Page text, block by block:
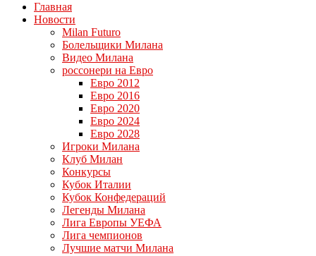
Главная
Новости
Milan Futuro
Болельщики Милана
Видео Милана
россонери на Евро
Евро 2012
Евро 2016
Евро 2020
Евро 2024
Евро 2028
Игроки Милана
Клуб Милан
Конкурсы
Кубок Италии
Кубок Конфедераций
Легенды Милана
Лига Европы УЕФА
Лига чемпионов
Лучшие матчи Милана